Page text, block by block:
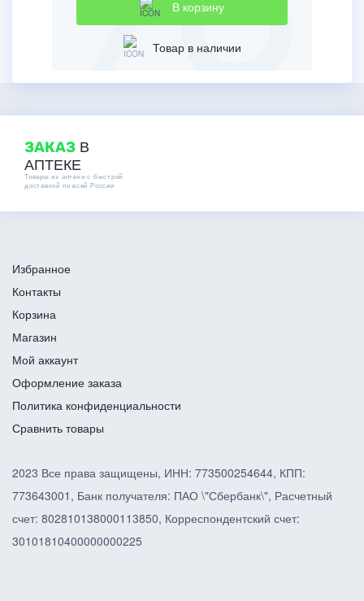
В корзину
Товар в наличии
ЗАКАЗ В
АПТЕКЕ
Товары из аптеки с быстрой
доставкой по всей России
Избранное
Контакты
Корзина
Магазин
Мой аккаунт
Оформление заказа
Политика конфиденциальности
Сравнить товары
2023 Все права защищены, ИНН: 773500254644, КПП:
773643001, Банк получателя: ПАО \"Сбербанк\", Расчетный
счет: 802810138000113850, Корреспондентский счет:
30101810400000000225